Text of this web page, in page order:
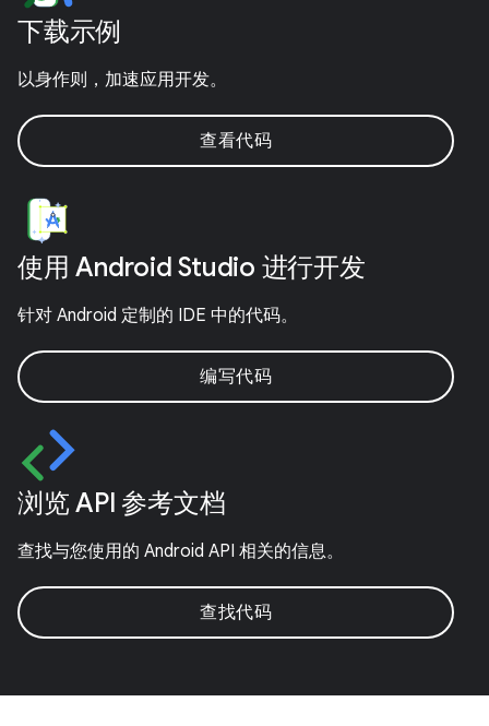
下载示例
以身作则，加速应用开发。
查看代码
使用 Android Studio 进行开发
针对 Android 定制的 IDE 中的代码。
编写代码
浏览 API 参考文档
查找与您使用的 Android API 相关的信息。
查找代码